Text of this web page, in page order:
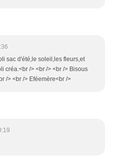
sac d'été,le soleil,les fleurs,et
créa.<br /> <br /> <br /> Bisous
/> <br /> Eféemère<br />